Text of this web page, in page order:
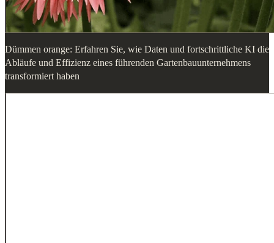
Dümmen orange: Erfahren Sie, wie Daten und fortschrittliche KI die
Abläufe und Effizienz eines führenden Gartenbauunternehmens
transformiert haben